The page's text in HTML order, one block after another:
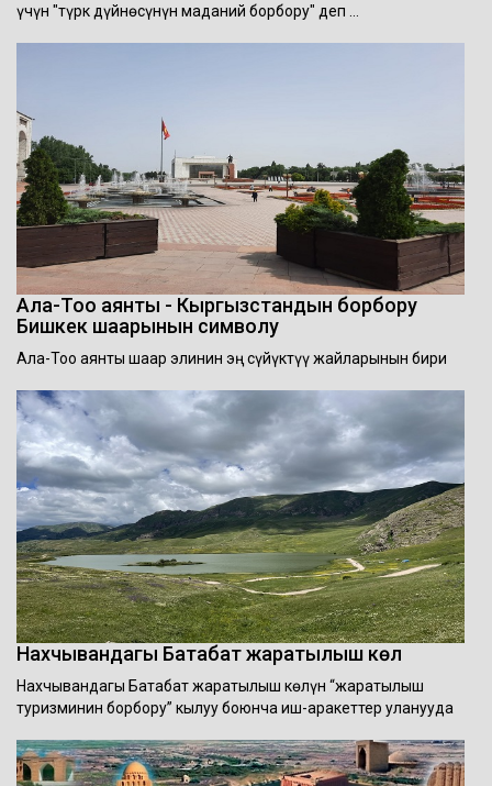
үчүн "түрк дүйнөсүнүн маданий борбору" деп …
Ала-Тоо аянты - Кыргызстандын борбору
Бишкек шаарынын символу
Ала-Тоо аянты шаар элинин эң сүйүктүү жайларынын бири
Нахчывандагы Батабат жаратылыш көлү
Нахчывандагы Батабат жаратылыш көлүн “жаратылыш
туризминин борбору” кылуу боюнча иш-аракеттер уланууда